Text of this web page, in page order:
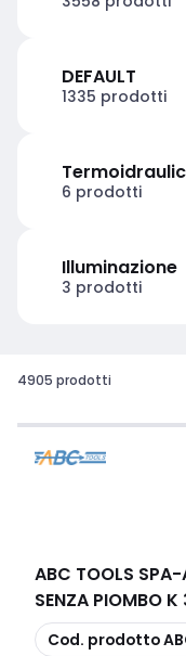
DEFAULT
1335 prodotti
6 prodotti
Illuminazione
3 prodotti
4905 prodotti
ABC TOOLS SPA-
SENZA PIOMBO
copia
Cod. prodotto